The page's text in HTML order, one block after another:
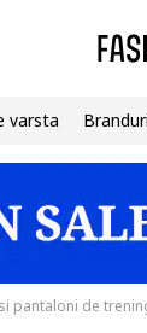
varsta Branduri
pantaloni de